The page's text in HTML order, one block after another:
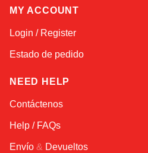
MY ACCOUNT
Login / Register
Estado de pedido
NEED HELP
Contáctenos
Help / FAQs
Envío & Devueltos